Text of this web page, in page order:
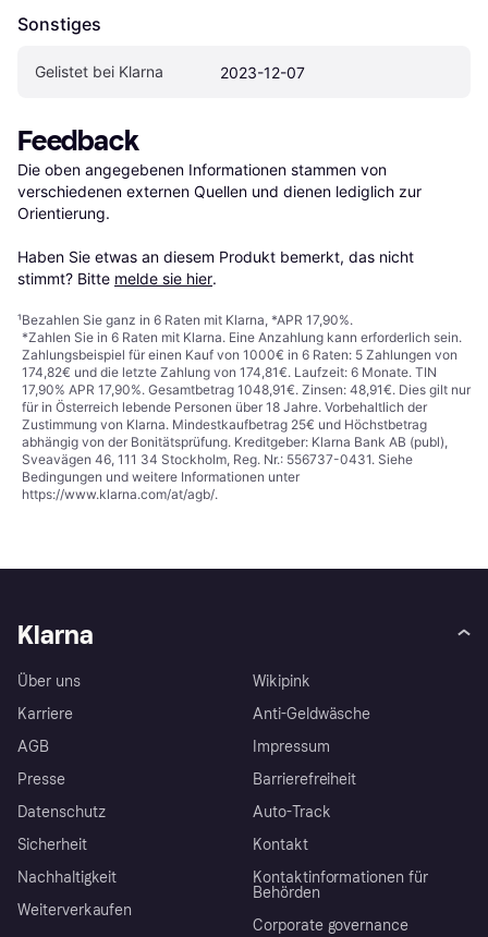
Sonstiges
Gelistet bei Klarna 2023-12-07
Feedback
Die oben angegebenen Informationen stammen von
verschiedenen externen Quellen und dienen lediglich zur
Orientierung.
Haben Sie etwas an diesem Produkt bemerkt, das nicht
stimmt? Bitte melde sie hier.
¹Bezahlen Sie ganz in 6 Raten mit Klarna, *APR 17,90%.
*Zahlen Sie in 6 Raten mit Klarna. Eine Anzahlung kann erforderlich sein.
Zahlungsbeispiel für einen Kauf von 1000€ in 6 Raten: 5 Zahlungen von
174,82€ und die letzte Zahlung von 174,81€. Laufzeit: 6 Monate. TIN
17,90% APR 17,90%. Gesamtbetrag 1048,91€. Zinsen: 48,91€. Dies gilt nur
für in Österreich lebende Personen über 18 Jahre. Vorbehaltlich der
Zustimmung von Klarna. Mindestkaufbetrag 25€ und Höchstbetrag
abhängig von der Bonitätsprüfung. Kreditgeber: Klarna Bank AB (publ),
Sveavägen 46, 111 34 Stockholm, Reg. Nr.: 556737-0431. Siehe
Bedingungen und weitere Informationen unter
https://www.klarna.com/at/agb/.
Klarna
Über uns
Karriere
AGB
Presse
Datenschutz
Sicherheit
Nachhaltigkeit
Weiterverkaufen
Wikipink
Anti-Geldwäsche
Impressum
Barrierefreiheit
Auto-Track
Kontakt
Kontaktinformationen für
Behörden
Corporate governance